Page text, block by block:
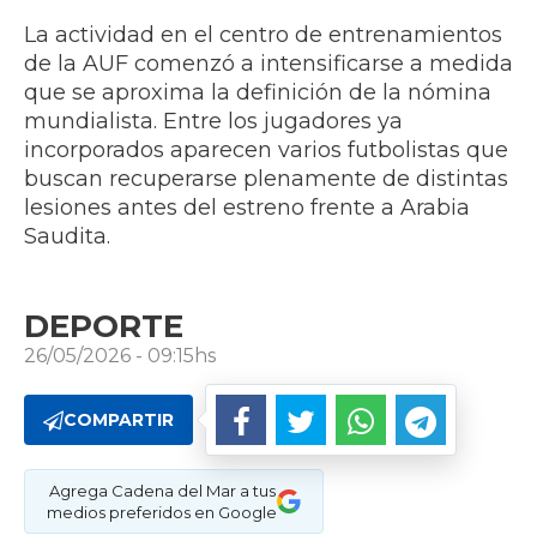
La actividad en el centro de entrenamientos
de la AUF comenzó a intensificarse a medida
que se aproxima la definición de la nómina
mundialista. Entre los jugadores ya
incorporados aparecen varios futbolistas que
buscan recuperarse plenamente de distintas
lesiones antes del estreno frente a Arabia
Saudita.
DEPORTE
26/05/2026 - 09:15hs
COMPARTIR
Agrega Cadena del Mar a tus
medios preferidos en Google